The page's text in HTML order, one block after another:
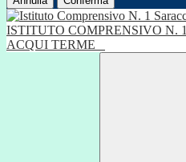
ISTITUTO COMPRENSIVO N. 1
ACQUI TERME